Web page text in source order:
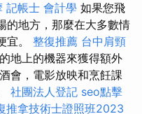
記帳士 會計學 如果您飛
的地方，那麼在大多數情
宜。 整復推薦 台中肩頸
地上的機器來獲得額外
會，電影放映和烹飪課
社團法人登記 seo點擊
推拿技術士證照班2023